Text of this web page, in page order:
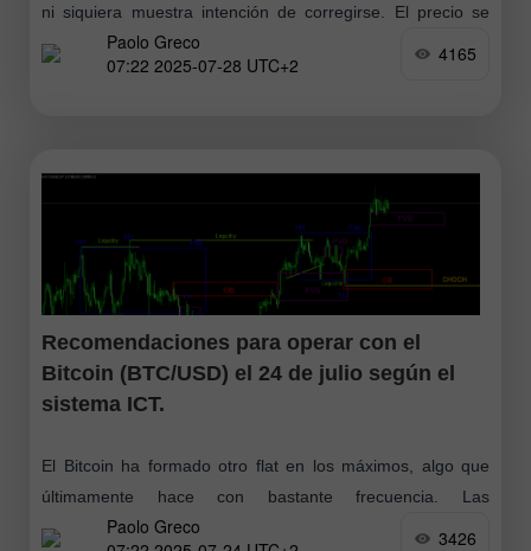
ni siquiera muestra intención de corregirse. El precio se
mantuvo varios días en el mismo nivel, pero no vimos una
corrección significativa
Paolo Greco
07:22 2025-07-28 UTC+2
4165
Recomendaciones para operar con el
Bitcoin (BTC/USD) el 24 de julio según el
sistema ICT.
El Bitcoin ha formado otro flat en los máximos, algo que
últimamente hace con bastante frecuencia. Las
correcciones del Bitcoin seguimos observándolas muy
Paolo Greco
3426